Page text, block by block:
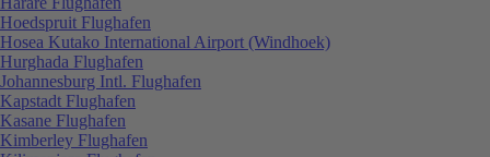
Hoedspruit Flughafen
Hosea Kutako International Airport (Windhoek)
Hurghada Flughafen
Johannesburg Intl. Flughafen
Kapstadt Flughafen
Kasane Flughafen
Kimberley Flughafen